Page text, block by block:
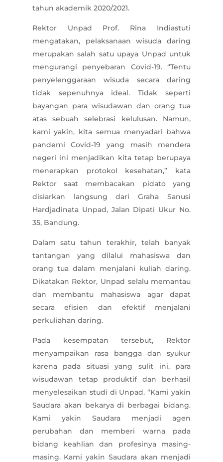
tahun akademik 2020/2021.
Rektor Unpad Prof. Rina Indiastuti
mengatakan, pelaksanaan wisuda daring
merupakan salah satu upaya Unpad untuk
mengurangi penyebaran Covid-19. “Tentu
penyelenggaraan wisuda secara daring
tidak sepenuhnya ideal. Tidak seperti
bayangan para wisudawan dan orang tua
atas sebuah selebrasi kelulusan. Namun,
kami yakin, kita semua menyadari bahwa
pandemi Covid-19 yang masih mendera
negeri ini menjadikan kita tetap berupaya
menerapkan protokol kesehatan,” kata
Rektor saat membacakan pidato yang
disiarkan langsung dari Graha Sanusi
Hardjadinata Unpad, Jalan Dipati Ukur No.
35, Bandung.
Dalam satu tahun terakhir, telah banyak
tantangan yang dilalui mahasiswa dan
orang tua dalam menjalani kuliah daring.
Dikatakan Rektor, Unpad selalu memantau
dan membantu mahasiswa agar dapat
secara efisien dan efektif menjalani
perkuliahan daring.
Pada kesempatan tersebut, Rektor
menyampaikan rasa bangga dan syukur
karena pada situasi yang sulit ini, para
wisudawan tetap produktif dan berhasil
menyelesaikan studi di Unpad. “Kami yakin
Saudara akan bekarya di berbagai bidang.
Kami yakin Saudara menjadi agen
perubahan dan memberi warna pada
bidang keahlian dan profesinya masing-
masing. Kami yakin Saudara akan menjadi